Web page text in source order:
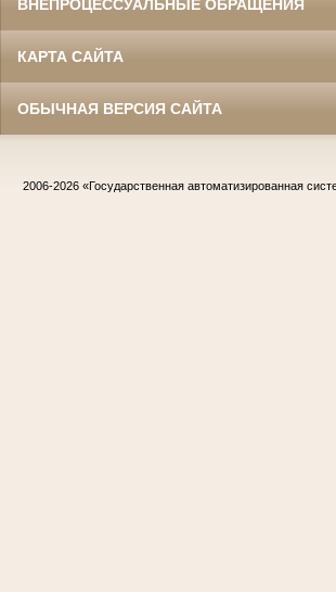
ВНЕПРОЦЕССУАЛЬНЫЕ ОБРАЩЕНИЯ
КАРТА САЙТА
ОБЫЧНАЯ ВЕРСИЯ САЙТА
2006-2026 «Государственная автоматизированная